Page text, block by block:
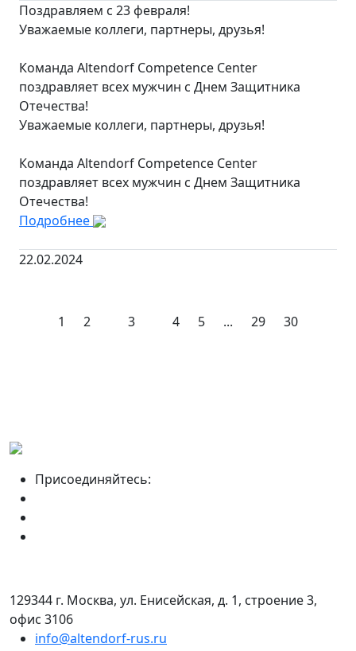
Поздравляем с 23 февраля!
Уважаемые коллеги, партнеры, друзья!
Команда Altendorf Competence Center
поздравляет всех мужчин с Днем Защитника
Отечества!
Уважаемые коллеги, партнеры, друзья!
Команда Altendorf Competence Center
поздравляет всех мужчин с Днем Защитника
Отечества!
Подробнее
22.02.2024
1 2 3 4 5 ... 29 30
Присоединяйтесь:
129344 г. Москва, ул. Енисейская, д. 1, строение 3,
офис 3106
info@altendorf-rus.ru